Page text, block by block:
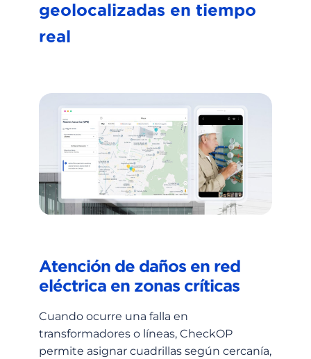
geolocalizadas en tiempo
real
Atención de daños en red
eléctrica en zonas críticas
Cuando ocurre una falla en
transformadores o líneas, CheckOP
permite asignar cuadrillas según cercanía,